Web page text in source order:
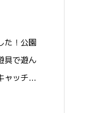
た！公園
具で遊ん
ャッチ…